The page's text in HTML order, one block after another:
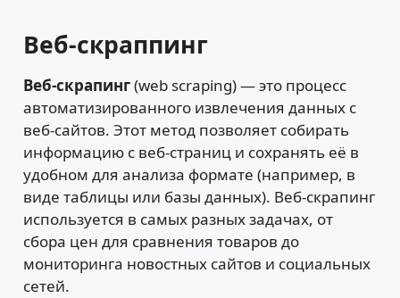
Веб-скраппинг
Веб-скрапинг(web scraping) — это процесс
автоматизированного извлечения данных с
веб-сайтов. Этот метод позволяет собирать
информацию с веб-страниц и сохранять её в
удобном для анализа формате (например, в
виде таблицы или базы данных). Веб-скрапинг
используется в самых разных задачах, от
сбора цен для сравнения товаров до
мониторинга новостных сайтов и социальных
сетей.